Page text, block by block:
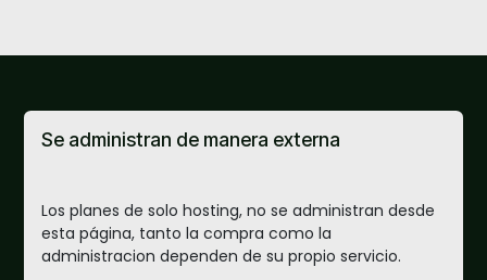
Se administran de manera externa
Los planes de solo hosting, no se administran desde
esta página, tanto la compra como la
administracion dependen de su propio servicio.